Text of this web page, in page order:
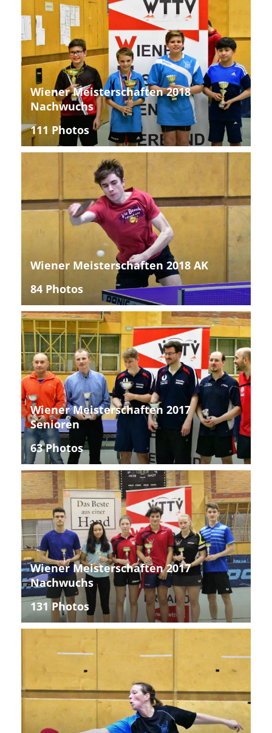
Wiener Meisterschaften 2018
Nachwuchs
111 Photos
Wiener Meisterschaften 2018 AK
84 Photos
Wiener Meisterschaften 2017
Senioren
63 Photos
Wiener Meisterschaften 2017
Nachwuchs
131 Photos